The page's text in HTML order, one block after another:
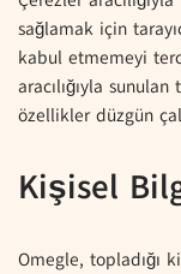
sağlamak için
kabul etmemeyi
aracılığıyla
özellikler düzgün
Kişisel
Omegle, topladığı